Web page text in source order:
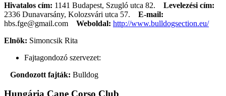
Hivatalos cím: 1141 Budapest, Szugló utca 82. Levelezési cím:
2336 Dunavarsány, Kolozsvári utca 57.
E-mail:
hbs.fge@gmail.com
Weboldal: http://www.bulldogsection.eu/
Elnök: Simoncsik Rita
Fajtagondozó szervezet:
Gondozott fajták: Bulldog
Hungária Cane Corso Club